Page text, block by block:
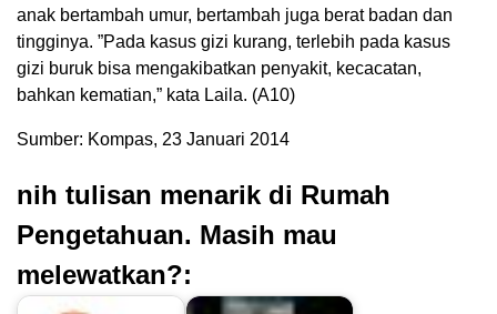
anak bertambah umur, bertambah juga berat badan dan
tingginya. ”Pada kasus gizi kurang, terlebih pada kasus
gizi buruk bisa mengakibatkan penyakit, kecacatan,
bahkan kematian,” kata Laila. (A10)
Sumber: Kompas, 23 Januari 2014
nih tulisan menarik di Rumah
Pengetahuan. Masih mau
melewatkan?: